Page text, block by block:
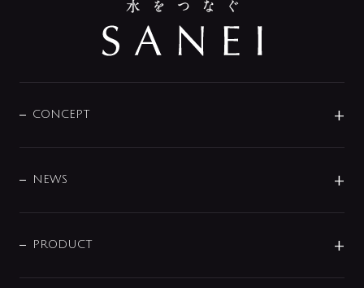
CONCEPT
DESIGN
NEWS
商品に関して
PRODUCT